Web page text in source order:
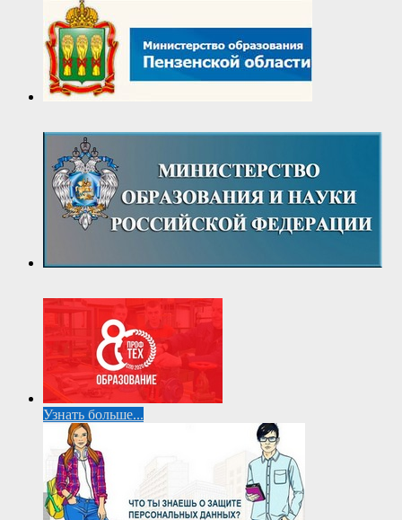
Узнать больше...